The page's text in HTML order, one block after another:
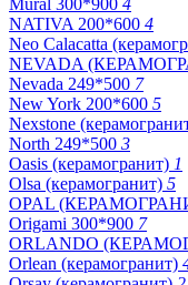
NATIVA 200*600 4
Neo Calacatta
NEVADA
Nevada 249*500 7
New York 200*600 5
Nexstone
North 249*500 3
Oasis (керамогранит) 1
Olsa (керамогранит) 5
OPAL
Origami 300*900 7
ORLANDO
Orlean (керамогранит)